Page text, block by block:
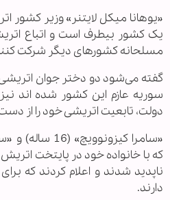
«یوهانا میکل لایتنر» وزیر کشور
یک کشور بیطرف است و اتباع
مسلحانه کشورهای دیگر شرکت
گفته می‌شود دو دختر جوان
سوریه عازم این کشور شده اند
دولت، تابعیت اتریشی خود را از
ناپدید شدند و اعلام کردند که
دارند.